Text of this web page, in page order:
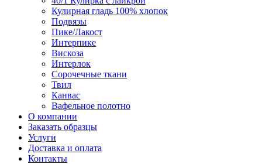
Кулирная гладь 100% хлопок
Подвязы
Пике/Лакост
Интерпике
Вискоза
Интерлок
Сорочечные ткани
Твил
Канвас
Вафельное полотно
О компании
Заказать образцы
Услуги
Доставка и оплата
Контакты